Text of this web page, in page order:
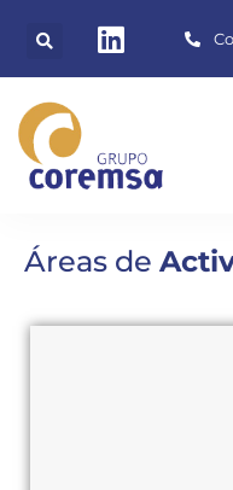
Áreas de